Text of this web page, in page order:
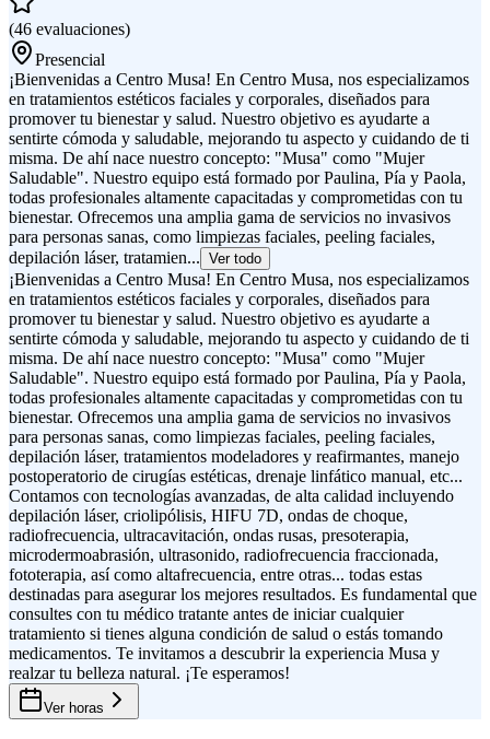
(46 evaluaciones)
Presencial
¡Bienvenidas a Centro Musa! En Centro Musa, nos especializamos
en tratamientos estéticos faciales y corporales, diseñados para
promover tu bienestar y salud. Nuestro objetivo es ayudarte a
sentirte cómoda y saludable, mejorando tu aspecto y cuidando de ti
misma. De ahí nace nuestro concepto: "Musa" como "Mujer
Saludable". Nuestro equipo está formado por Paulina, Pía y Paola,
todas profesionales altamente capacitadas y comprometidas con tu
bienestar. Ofrecemos una amplia gama de servicios no invasivos
para personas sanas, como limpiezas faciales, peeling faciales,
depilación láser, tratamien... Ver todo
¡Bienvenidas a Centro Musa! En Centro Musa, nos especializamos
en tratamientos estéticos faciales y corporales, diseñados para
promover tu bienestar y salud. Nuestro objetivo es ayudarte a
sentirte cómoda y saludable, mejorando tu aspecto y cuidando de ti
misma. De ahí nace nuestro concepto: "Musa" como "Mujer
Saludable". Nuestro equipo está formado por Paulina, Pía y Paola,
todas profesionales altamente capacitadas y comprometidas con tu
bienestar. Ofrecemos una amplia gama de servicios no invasivos
para personas sanas, como limpiezas faciales, peeling faciales,
depilación láser, tratamientos modeladores y reafirmantes, manejo
postoperatorio de cirugías estéticas, drenaje linfático manual, etc...
Contamos con tecnologías avanzadas, de alta calidad incluyendo
depilación láser, criolipólisis, HIFU 7D, ondas de choque,
radiofrecuencia, ultracavitación, ondas rusas, presoterapia,
microdermoabrasión, ultrasonido, radiofrecuencia fraccionada,
fototerapia, así como altafrecuencia, entre otras... todas estas
destinadas para asegurar los mejores resultados. Es fundamental que
consultes con tu médico tratante antes de iniciar cualquier
tratamiento si tienes alguna condición de salud o estás tomando
medicamentos. Te invitamos a descubrir la experiencia Musa y
realzar tu belleza natural. ¡Te esperamos!
Ver horas